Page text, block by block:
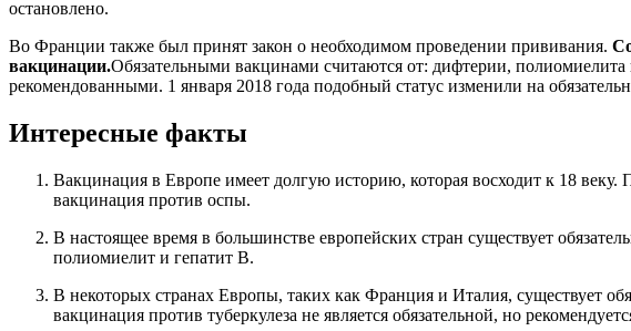
остановлено.
Во Франции также был принят закон о необходимом проведении прививания.
вакцинации.Обязательными вакцинами считаются от: дифтерии,
рекомендованными. 1 января 2018 года подобный статус изменили на
Интересные факты
Вакцинация в Европе имеет долгую историю, которая восходит к 18 веку.
вакцинация против оспы.
В настоящее время в большинстве европейских стран существует
полиомиелит и гепатит В.
В некоторых странах Европы, таких как Франция и Италия, существует
вакцинация против туберкулеза не является обязательной, но